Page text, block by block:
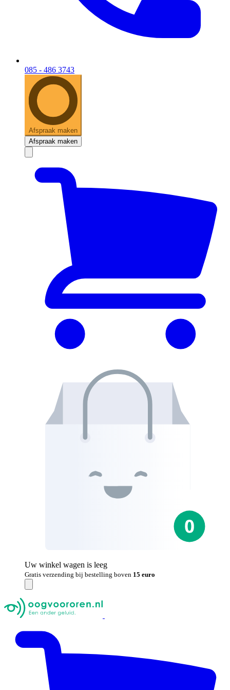
085 - 486 3743
Afspraak maken
Afspraak maken
Uw winkel wagen is leeg
Gratis verzending bij bestelling boven 15 euro